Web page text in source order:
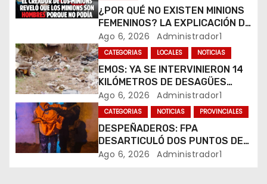
e
e
n
t
r
a
¿POR QUÉ NO EXISTEN MINIONS
FEMENINOS? LA EXPLICACIÓN DE
SU CREADOR QUE VOLVIÓ A
VIRALIZARSE
Ago 6, 2026 Administrador1
CATEGORIAS LOCALES NOTICIAS
EMOS: YA SE INTERVINIERON 14
KILÓMETROS DE DESAGÜES
PLUVIALES
Ago 6, 2026 Administrador1
CATEGORIAS NOTICIAS PROVINCIALES
DESPEÑADEROS: FPA
DESARTICULÓ DOS PUNTOS DE
VENTA DE DROGAS. TRES
Ago 6, 2026 Administrador1